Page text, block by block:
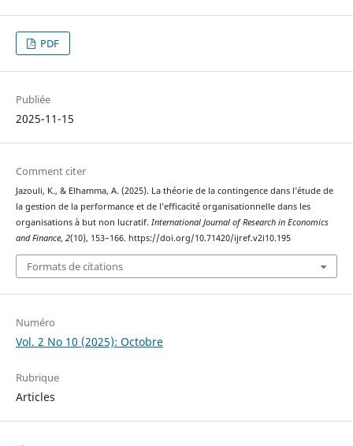
PDF
Publiée
2025-11-15
Comment citer
Jazouli, K., & Elhamma, A. (2025). La théorie de la contingence dans l’étude de
la gestion de la performance et de l’efficacité organisationnelle dans les
organisations à but non lucratif. International Journal of Research in Economics
and Finance, 2(10), 153–166. https://doi.org/10.71420/ijref.v2i10.195
Formats de citations
Numéro
Vol. 2 No 10 (2025): Octobre
Rubrique
Articles